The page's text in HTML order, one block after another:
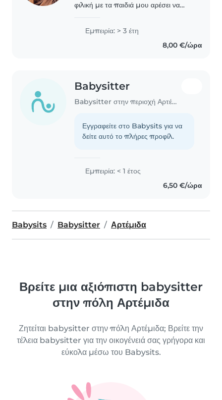
φιλική με τα παιδιά μου αρέσει να
να χορεύουμε να τους λεω
παραμύθια έχω πολλή υπομονή..
Εμπειρία: > 3 έτη
8,00 €/ώρα
Babysitter
Babysitter στην περιοχή Αρτέμιδα
Εγγραφείτε στο Babysits για να
δείτε αυτό το πλήρες προφίλ.
Εμπειρία: < 1 έτος
6,50 €/ώρα
Babysits Babysitter Αρτέμιδα
Βρείτε μια αξιόπιστη babysitter
στην πόλη Αρτέμιδα
Ζητείται babysitter στην πόλη Αρτέμιδα; Βρείτε την
τέλεια babysitter για την οικογένειά σας γρήγορα και
εύκολα μέσω του Babysits.